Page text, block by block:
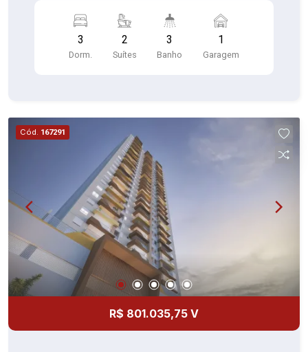
3
Dorm.
2
Suítes
3
Banho
1
Garagem
Cód. 167291
R$ 801.035,75 V